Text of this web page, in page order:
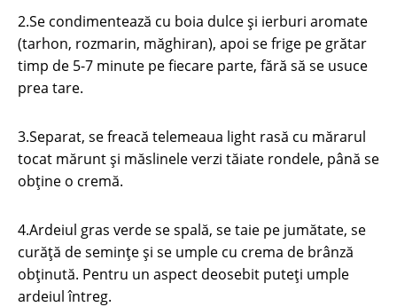
2.Se condimentează cu boia dulce şi ierburi aromate
(tarhon, rozmarin, măghiran), apoi se frige pe grătar
timp de 5-7 minute pe fiecare parte, fără să se usuce
prea tare.
3.Separat, se freacă telemeaua light rasă cu mărarul
tocat mărunt şi măslinele verzi tăiate rondele, până se
obţine o cremă.
4.Ardeiul gras verde se spală, se taie pe jumătate, se
curăță de semințe și se umple cu crema de brânză
obţinută. Pentru un aspect deosebit puteți umple
ardeiul întreg.